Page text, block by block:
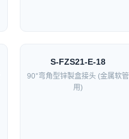
S-FZS21-E-18
90°弯角型锌製盒接头 (金属软管
用)